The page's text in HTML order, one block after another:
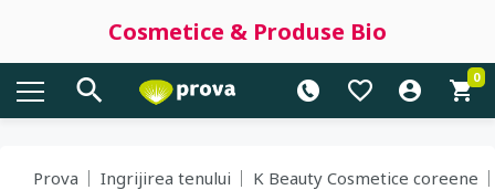
Cosmetice & Produse Bio
0
Prova Ingrijirea tenului
K Beauty Cosmetice coreene